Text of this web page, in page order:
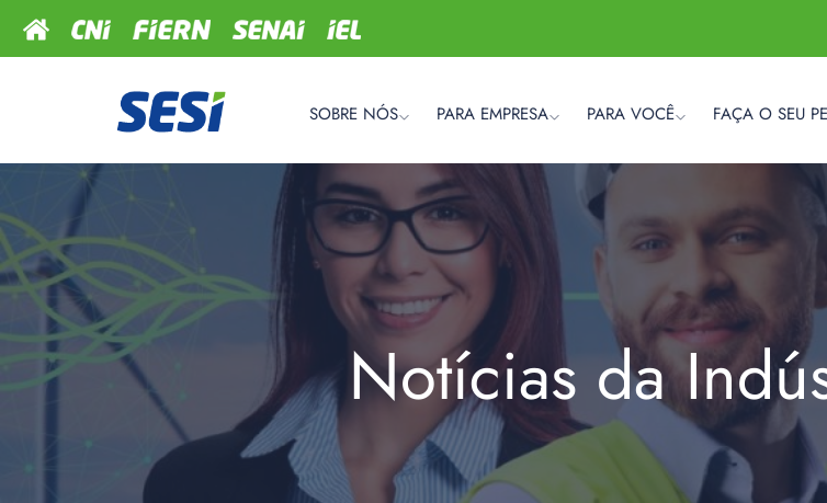
SOBRE NÓS PARA EMPRESA PARA VOCÊ FAÇA O SEU
Notícias da